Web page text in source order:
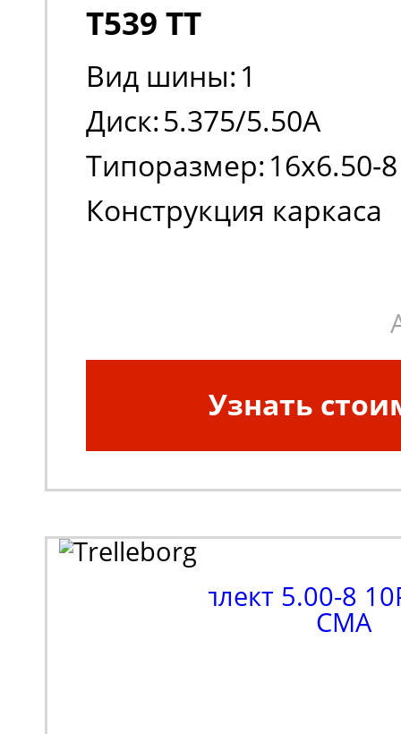
T539 TT
Вид шины: 1
Диск:5.375/5.50A
Типоразмер: 16x6.50-8
Конструкция каркаса
Узнать